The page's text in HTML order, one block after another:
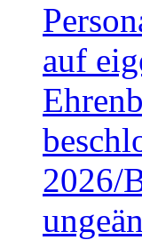
auf
2026/